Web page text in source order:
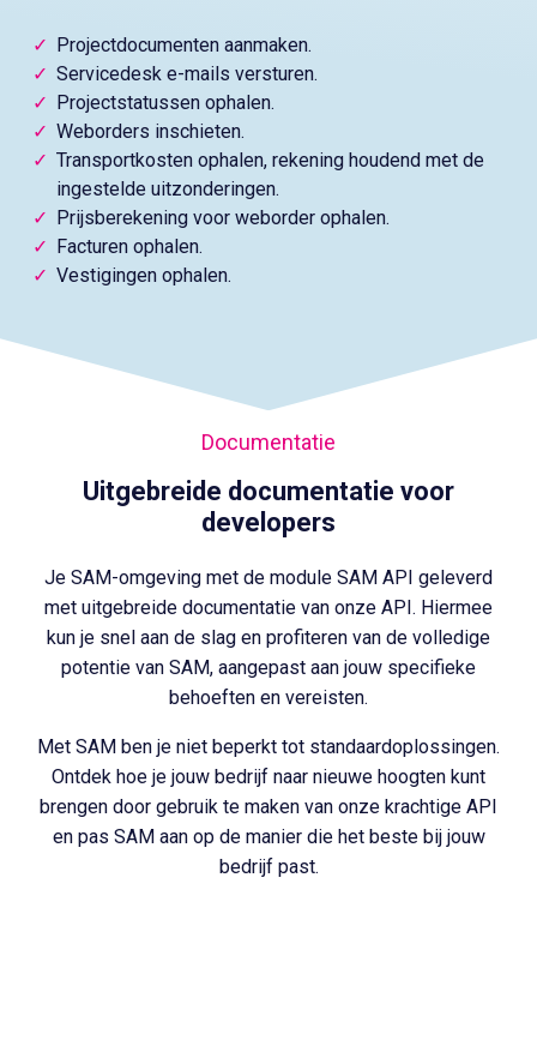
Projectdocumenten aanmaken.
Servicedesk e-mails versturen.
Projectstatussen ophalen.
Weborders inschieten.
Transportkosten ophalen, rekening houdend met de
ingestelde uitzonderingen.
Prijsberekening voor weborder ophalen.
Facturen ophalen.
Vestigingen ophalen.
Uitgebreide documentatie voor
developers
Documentatie
Je SAM-omgeving met de module SAM API geleverd
met uitgebreide documentatie van onze API. Hiermee
kun je snel aan de slag en profiteren van de volledige
potentie van SAM, aangepast aan jouw specifieke
behoeften en vereisten.
Met SAM ben je niet beperkt tot standaardoplossingen.
Ontdek hoe je jouw bedrijf naar nieuwe hoogten kunt
brengen door gebruik te maken van onze krachtige API
en pas SAM aan op de manier die het beste bij jouw
bedrijf past.